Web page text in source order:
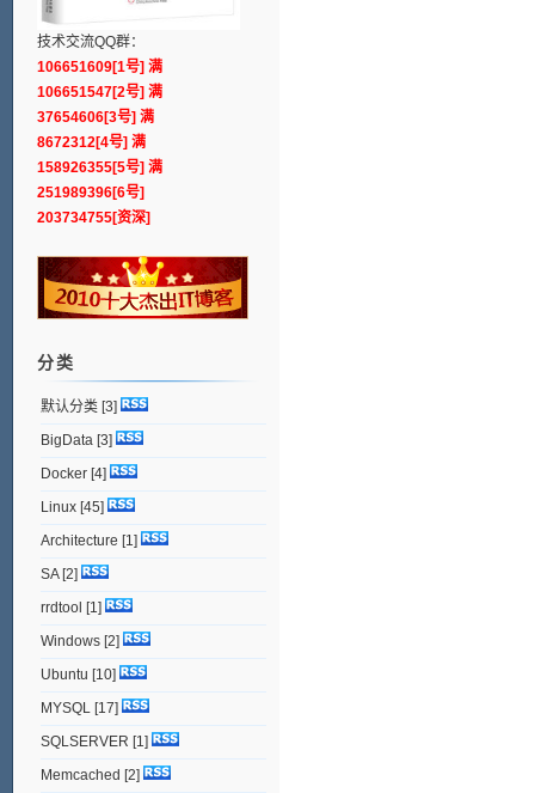
技术交流QQ群：
106651609[1号] 满
106651547[2号] 满
37654606[3号] 满
8672312[4号] 满
158926355[5号] 满
251989396[6号]
203734755[资深]
分类
默认分类[3]
BigData [3]
Docker[4]
Linux[45]
Architecture [1]
SA[2]
rrdtool [1]
Windows[2]
Ubuntu [10]
MYSQL [17]
SQLSERVER [1]
Memcached [2]